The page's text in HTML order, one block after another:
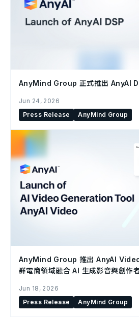
AnyMind Group 正式推出 AnyAI
Jun 24, 2026
Press Release
AnyMind Group
AnyMind Group 推出 AnyAI
群電商領域融合 AI 生成影音與創作
Jun 18, 2026
Press Release
AnyMind Group